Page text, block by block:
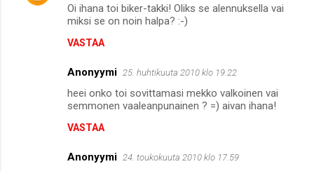
Oi ihana toi biker-takki! Oliks se alennuksella vai
miksi se on noin halpa? :-)
VASTAA
Anonyymi 25. huhtikuuta 2010 klo 19.22
heei onko toi sovittamasi mekko valkoinen vai
semmonen vaaleanpunainen ? =) aivan ihana!
VASTAA
Anonyymi 24. toukokuuta 2010 klo 17.59